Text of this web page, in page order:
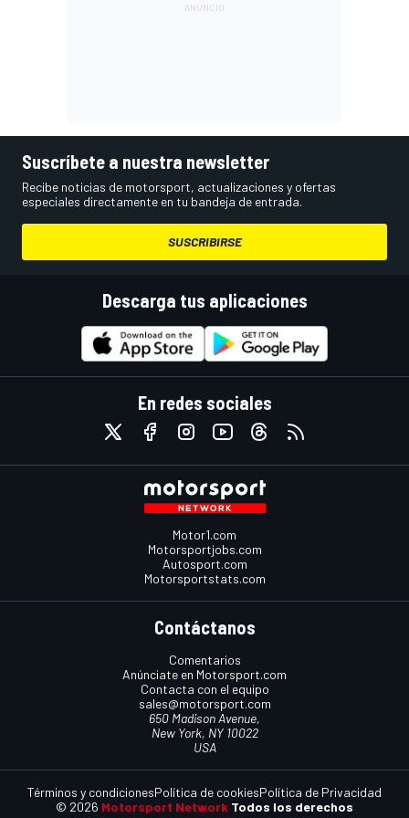
Suscríbete a nuestra newsletter
Recibe noticias de motorsport, actualizaciones y ofertas
especiales directamente en tu bandeja de entrada.
SUSCRIBIRSE
Descarga tus aplicaciones
En redes sociales
Motor1.com
Motorsportjobs.com
Autosport.com
Motorsportstats.com
Contáctanos
Comentarios
Anúnciate en Motorsport.com
Contacta con el equipo
sales@motorsport.com
650 Madison Avenue,
New York, NY 10022
USA
© 2026 Motorsport Network Todos los derechos
Términos y condicionesPolítica de cookiesPolítica de Privacidad